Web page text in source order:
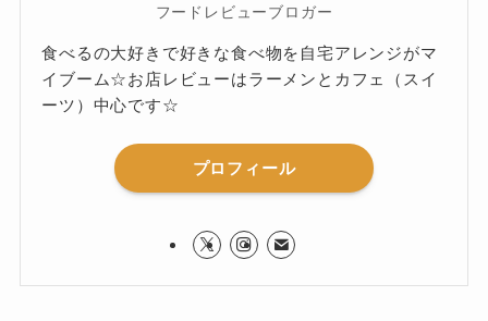
フードレビューブロガー
食べるの大好きで好きな食べ物を自宅アレンジがマ
イブーム☆お店レビューはラーメンとカフェ（スイ
ーツ）中心です☆
プロフィール